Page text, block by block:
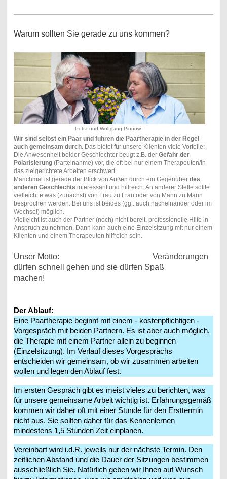
Warum sollten Sie gerade zu uns kommen?
Petra und Wolfgang Pinnow -
Wir sind selbst ein Paar und führen die Paartherapie in der Regel
auch gemeinsam durch.Das bietet für unsere Klienten viele Vorteile:
Die Anwesenheit beider Geschlechter beugt z.B. der Gefahr der
Polarisierung(Parteinahme) vor, die oft bei nur einem Therapeuten/in
das zielgerichtete Arbeiten erschwert.
Manchmal ist gerade der Blick von Außen durch ein Gegenüber des
anderen Geschlechts interessant und hilfreich. An anderer Stelle sollte
vielleicht etwas (zunächst) von Frau zu Frau oder von Mann zu Mann
besprochen werden. Bei uns ist beides (ggf. auch nacheinander oder im
Wechsel) möglich.
Vielleicht ist auch der Partner (noch) nicht bereit, professionelle Hilfe in
Anspruch zu nehmen. Dann kann auch eine Einzelsitzung mit nur einem
Klienten und einem Therapeuten hilfreich sein.
Unser Motto: Veränderungen
dürfen schnell gehen und sie dürfen Spaß
machen!
Der Ablauf:
Eine Paartherapie beginnt mit einem - kostenpflichtigen -
Vorgespräch mit beiden Partnern. Es ist aber auch möglich,
die Therapie mit einem Partner allein zu beginnen
(Einzelsitzung). Im Verlauf dieses Vorgesprächs
entscheiden wir gemeinsam, ob wir zusammen arbeiten
wollen und legen den Ablauf fest.
Im ersten Gespräch gibt es meist vieles zu berichten, was
für unsere gemeinsame Arbeit wichtig ist. Erfahrungsgemäß
kommen wir daher oft mit einer Stunde für den Ersttermin
nicht aus. Sie sollten daher für das Kennenlernen
mindestens 1,5 Stunden Zeit einplanen.
Vereinbart wird i.d.R. jeweils nur der nächste Termin. Den
zeitlichen Abstand und die Dauer der Sitzungen bestimmen
ausschließlich Sie. Natürlich geben wir Ihnen auf Wunsch